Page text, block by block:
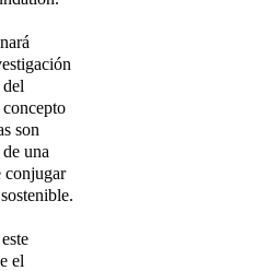
son
una
conjugar
el